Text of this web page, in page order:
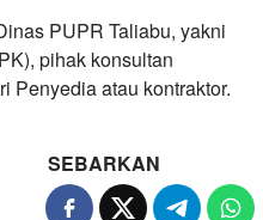
PUPR Taliabu, yakni
pihak konsultan
Penyedia atau kontraktor.
SEBARKAN